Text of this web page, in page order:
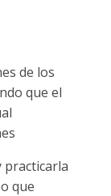
de los
que el
practicarla
que